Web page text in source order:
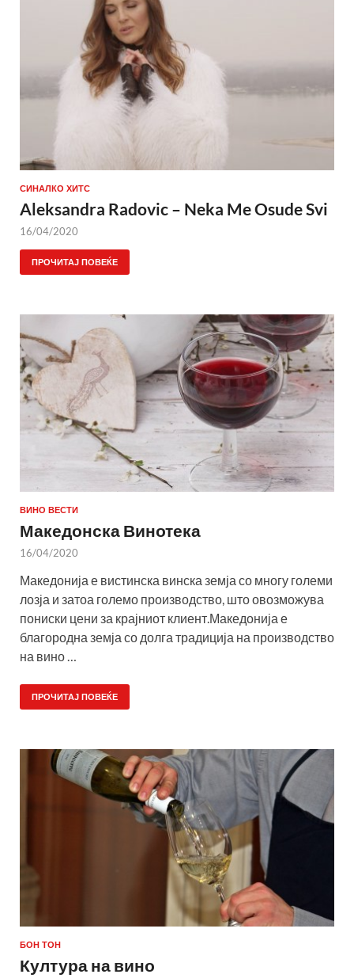
СИНАЛКО ХИТС
Aleksandra Radovic – Neka Me Osude Svi
16/04/2020
ПРОЧИТАЈ ПОВЕЌЕ
ВИНО ВЕСТИ
Македонска Винотека
16/04/2020
Македонија е вистинска винска земја со многу големи
лозја и затоа големо производство, што овозможува
пониски цени за крајниот клиент.Македонија е
благородна земја со долга традиција на производство
на вино …
ПРОЧИТАЈ ПОВЕЌЕ
БОН ТОН
Култура на вино